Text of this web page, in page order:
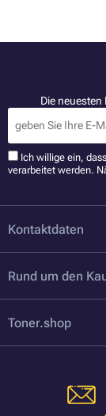
Die
Ich willige ein,
verarbeitet werden.
Kontaktdaten
Rund um den
Toner.shop